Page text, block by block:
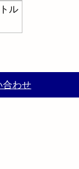
ル
合わせ